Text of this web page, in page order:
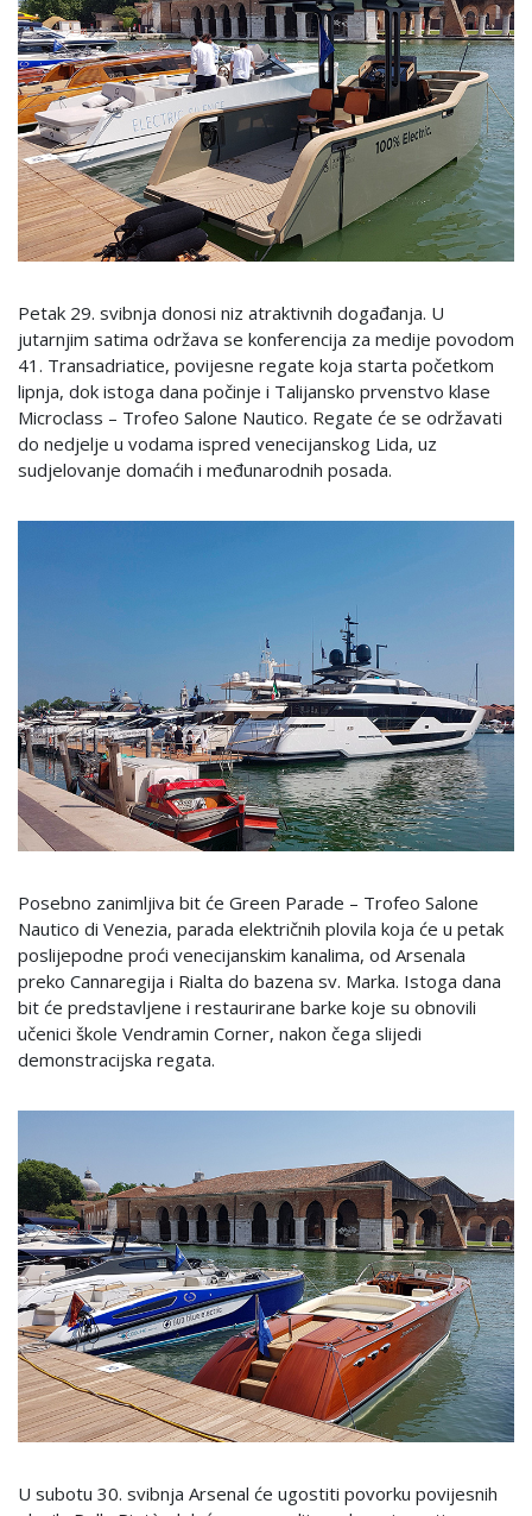
Petak 29. svibnja donosi niz atraktivnih događanja. U
jutarnjim satima održava se konferencija za medije povodom
41. Transadriatice, povijesne regate koja starta početkom
lipnja, dok istoga dana počinje i Talijansko prvenstvo klase
Microclass – Trofeo Salone Nautico. Regate će se održavati
do nedjelje u vodama ispred venecijanskog Lida, uz
sudjelovanje domaćih i međunarodnih posada.
Posebno zanimljiva bit će Green Parade – Trofeo Salone
Nautico di Venezia, parada električnih plovila koja će u petak
poslijepodne proći venecijanskim kanalima, od Arsenala
preko Cannaregija i Rialta do bazena sv. Marka. Istoga dana
bit će predstavljene i restaurirane barke koje su obnovili
učenici škole Vendramin Corner, nakon čega slijedi
demonstracijska regata.
U subotu 30. svibnja Arsenal će ugostiti povorku povijesnih